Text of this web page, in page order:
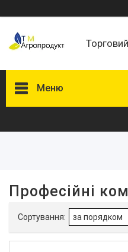
Меню
Так 4
Виробник
Професійні